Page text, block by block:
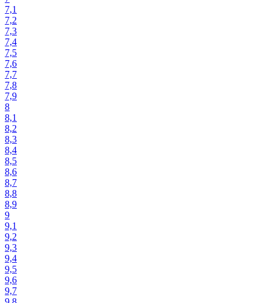
7,1
7,2
7,3
7,4
7,5
7,6
7,7
7,8
7,9
8
8,1
8,2
8,3
8,4
8,5
8,6
8,7
8,8
8,9
9
9,1
9,2
9,3
9,4
9,5
9,6
9,7